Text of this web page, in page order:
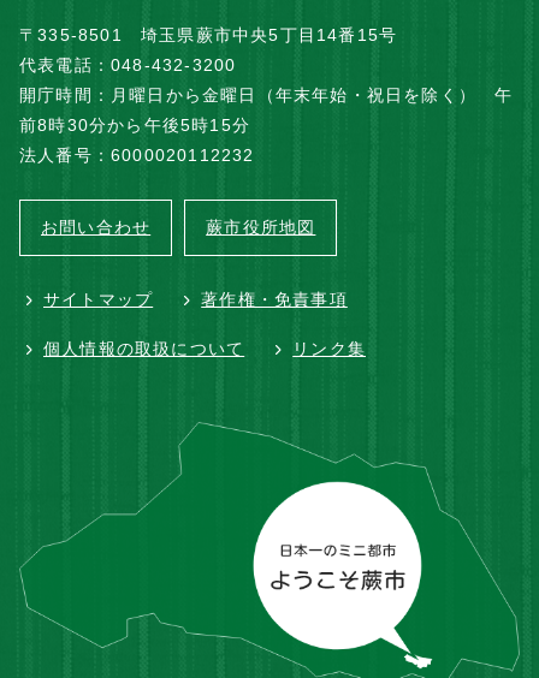
〒335-8501 埼玉県蕨市中央5丁目14番15号
代表電話：048-432-3200
開庁時間：月曜日から金曜日（年末年始・祝日を除く） 午
前8時30分から午後5時15分
法人番号：6000020112232
お問い合わせ 蕨市役所地図
サイトマップ 著作権・免責事項
個人情報の取扱について リンク集